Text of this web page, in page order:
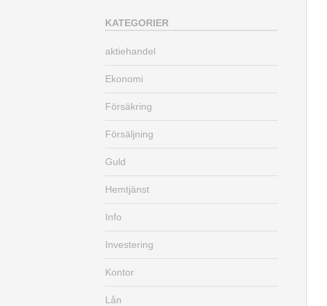
KATEGORIER
aktiehandel
Ekonomi
Försäkring
Försäljning
Guld
Hemtjänst
Info
Investering
Kontor
Lån